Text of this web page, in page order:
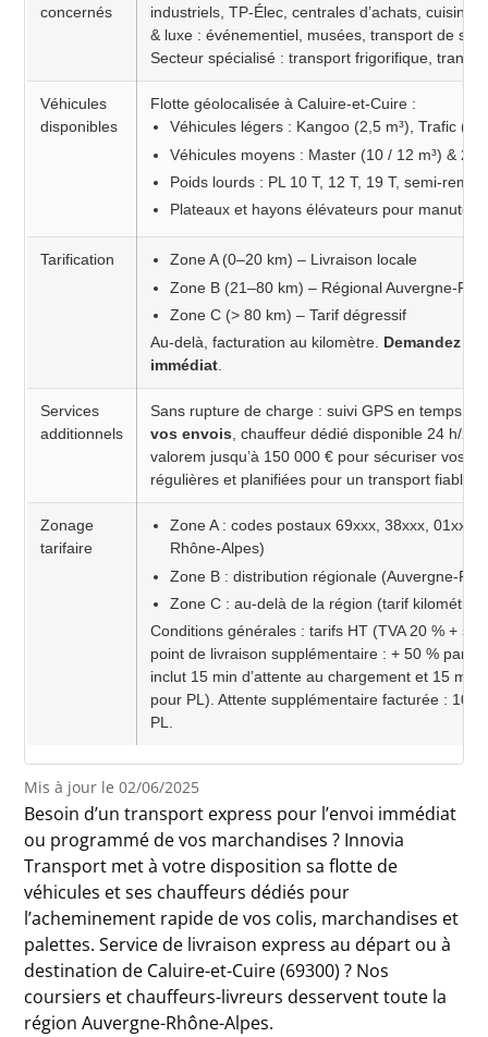
concernés
industriels, TP-Élec, centrales d’achats,
& luxe : événementiel, musées, transport de
Secteur spécialisé : transport frigorifique,
Véhicules
disponibles
Flotte géolocalisée à Caluire-et-Cuire :
Véhicules légers : Kangoo (2,5 m³), Trafic (5
Véhicules moyens : Master (10 / 12 m³) & 20
Poids lourds : PL 10 T, 12 T, 19 T, semi-
Plateaux et hayons élévateurs pour
Tarification
Zone A (0–20 km) – Livraison locale
Zone B (21–80 km) – Régional Auvergne-
Zone C (> 80 km) – Tarif dégressif
Au-delà, facturation au kilomètre. Demandez
immédiat.
Services
additionnels
Sans rupture de charge : suivi GPS en temps
vos envois, chauffeur dédié disponible 24 h/24
valorem jusqu’à 150 000 € pour sécuriser vos
régulières et planifiées pour un transport fiable
Zonage
tarifaire
Zone A : codes postaux 69xxx, 38xxx, 01xxx
Rhône-Alpes)
Zone B : distribution régionale (Auvergne-
Zone C : au-delà de la région (tarif
Conditions générales : tarifs HT (TVA 20 % +
point de livraison supplémentaire : + 50 % par
inclut 15 min d’attente au chargement et 15
pour PL). Attente supplémentaire facturée : 10
PL.
Mis à jour le 02/06/2025
Besoin d’un transport express pour l’envoi immédiat
ou programmé de vos marchandises ? Innovia
Transport met à votre disposition sa flotte de
véhicules et ses chauffeurs dédiés pour
l’acheminement rapide de vos colis, marchandises et
palettes. Service de livraison express au départ ou à
destination de Caluire-et-Cuire (69300) ? Nos
coursiers et chauffeurs-livreurs desservent toute la
région Auvergne-Rhône-Alpes.